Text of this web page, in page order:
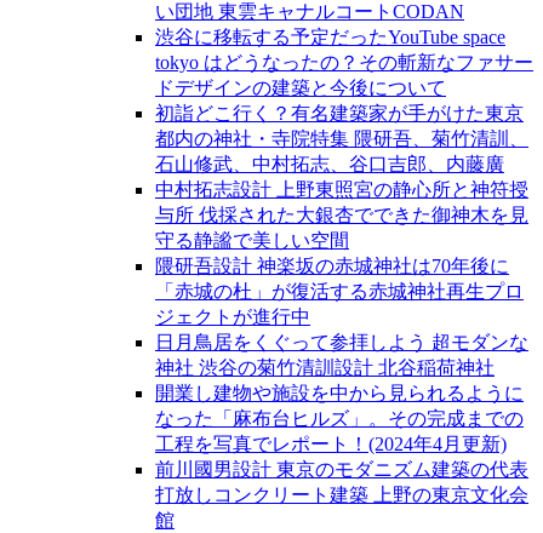
い団地 東雲キャナルコートCODAN
渋谷に移転する予定だったYouTube space
tokyo はどうなったの？その斬新なファサー
ドデザインの建築と今後について
初詣どこ行く？有名建築家が手がけた東京
都内の神社・寺院特集 隈研吾、菊竹清訓、
石山修武、中村拓志、谷口吉郎、内藤廣
中村拓志設計 上野東照宮の静心所と神符授
与所 伐採された大銀杏でできた御神木を見
守る静謐で美しい空間
隈研吾設計 神楽坂の赤城神社は70年後に
「赤城の杜」が復活する赤城神社再生プロ
ジェクトが進行中
日月鳥居をくぐって参拝しよう 超モダンな
神社 渋谷の菊竹清訓設計 北谷稲荷神社
開業し建物や施設を中から見られるように
なった「麻布台ヒルズ」。その完成までの
工程を写真でレポート！(2024年4月更新)
前川國男設計 東京のモダニズム建築の代表
打放しコンクリート建築 上野の東京文化会
館